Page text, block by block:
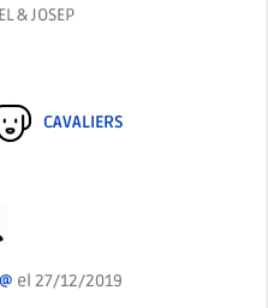
& JOSEP
CAVALIERS
el 27/12/2019